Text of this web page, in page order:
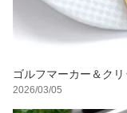
ゴルフマーカー＆ク
2026/03/05